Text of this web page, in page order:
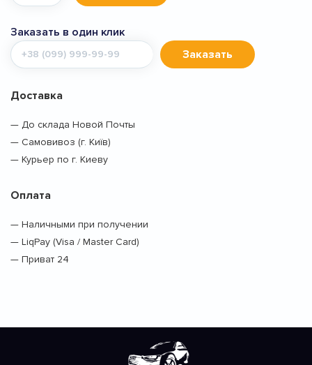
Заказать в один клик
Мобильный
телефон
Заказать
Доставка
— До склада Новой Почты
— Самовивоз (г. Київ)
— Курьер по г. Киеву
Оплата
— Наличными при получении
— LiqPay (Visa / Master Card)
— Приват 24